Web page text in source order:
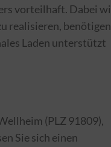
vorteilhaft. Dabei
realisieren, benötigen
Laden unterstützt
(PLZ 91809),
Sie sich einen